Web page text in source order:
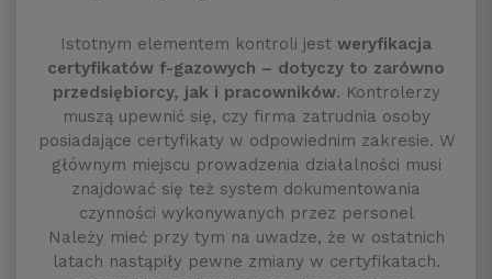
Istotnym elementem kontroli jest weryfikacja
certyfikatów f-gazowych – dotyczy to zarówno
przedsiębiorcy, jak i pracowników. Kontrolerzy
muszą upewnić się, czy firma zatrudnia osoby
posiadające certyfikaty w odpowiednim zakresie. W
głównym miejscu prowadzenia działalności musi
znajdować się też system dokumentowania
czynności wykonywanych przez personel
Należy mieć przy tym na uwadze, że w ostatnich
latach nastąpiły pewne zmiany w certyfikatach.